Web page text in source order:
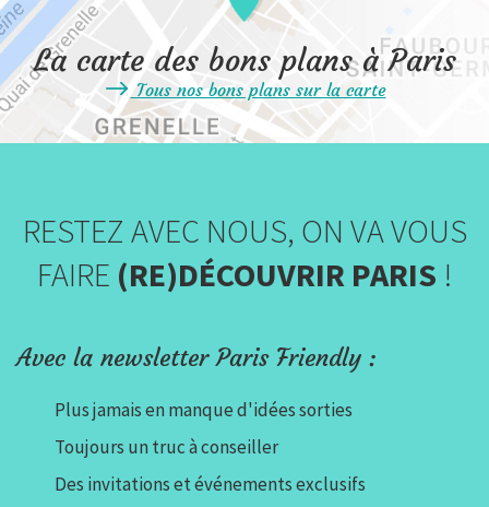
La carte des bons plans à Paris
Tous nos bons plans sur la carte
RESTEZ AVEC NOUS, ON VA VOUS
FAIRE (RE)DÉCOUVRIR PARIS !
Avec la newsletter Paris Friendly :
Plus jamais en manque d'idées sorties
Toujours un truc à conseiller
Des invitations et événements exclusifs